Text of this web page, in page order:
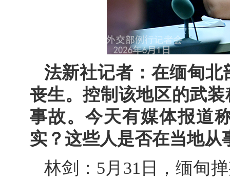
法新社记者：在缅甸
丧生。控制该地区的武
事故。今天有媒体报道
实？这些人是否在当地从
林剑：5月31日，缅甸